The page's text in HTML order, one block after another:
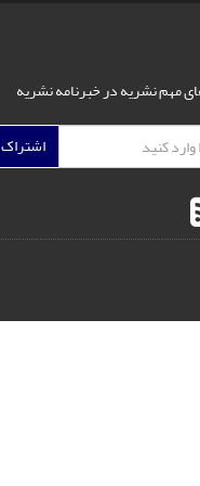
مهم نشریه در خبرنامه نشریه
اشتراک